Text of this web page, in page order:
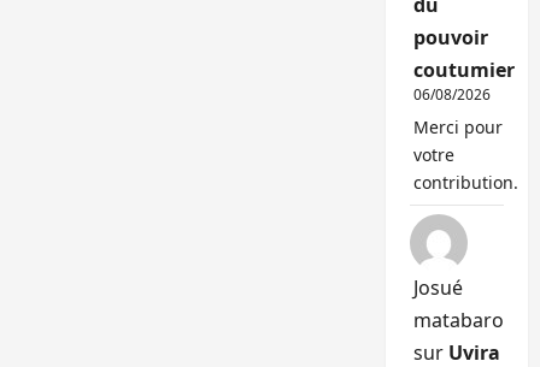
pouvoir
coutumier
06/08/2026
Merci pour
votre
contribution.
Josué
matabaro
sur Uvira